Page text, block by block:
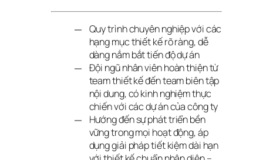
Quy trình chuyên nghiệp với các
hạng mục thiết kế rõ ràng, dễ
dàng nắm bắt tiến độ dự án
Đội ngũ nhân viên hoàn thiện từ
team thiết kế đến team biên tập
nội dung, có kinh nghiệm thực
chiến với các dự án của công ty
Hướng đến sự phát triển bền
vững trong mọi hoạt động, áp
dụng giải pháp tiết kiệm dài hạn